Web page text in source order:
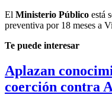
El Ministerio Público está
preventiva por 18 meses a
Te puede interesar
Aplazan
coerción contra